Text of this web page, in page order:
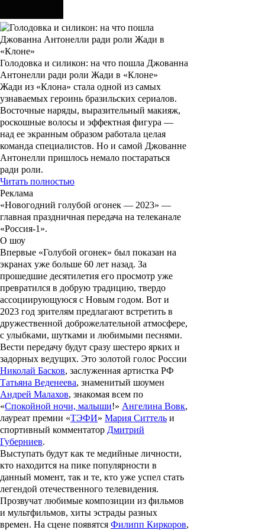
Голодовка и силикон: на что пошла Джованна
Антонелли ради роли Жади в «Клоне»
Жади из «Клона» стала одной из самых
узнаваемых героинь бразильских сериалов.
Восточные наряды, выразительный макияж,
роскошные волосы и эффектная фигура —
над ее экранным образом работала целая
команда специалистов. Но и самой Джованне
Антонелли пришлось немало постараться
ради роли.
Читать полностью
Реклама
«Новогодний голубой огонек — 2023» —
главная праздничная передача на телеканале
«Россия-1».
О шоу
Впервые «Голубой огонек» был показан на
экранах уже больше 60 лет назад. За
прошедшие десятилетия его просмотр уже
превратился в добрую традицию, твердо
ассоциирующуюся с Новым годом. Вот и
2023 год зрителям предлагают встретить в
дружественной доброжелательной атмосфере,
с улыбками, шутками и любимыми песнями.
Вести передачу будут сразу шестеро ярких и
задорных ведущих. Это золотой голос России
Николай Басков, заслуженная артистка РФ
Татьяна Веденеева, знаменитый шоумен
Андрей Малахов, знакомая всем по
«Спокойной ночи, малыши!» Ангелина Вовк,
лауреат премии «ТЭФИ» Мария Ситтель и
спортивный комментатор Дмитрий
Губерниев.
Выступать будут как те медийные личности,
кто находится на пике популярности в
данный момент, так и те, кто уже успел стать
легендой отечественного телевидения.
Прозвучат любимые композиции из фильмов
и мультфильмов, хиты эстрады разных
времен. На сцене появятся Филипп Киркоров,